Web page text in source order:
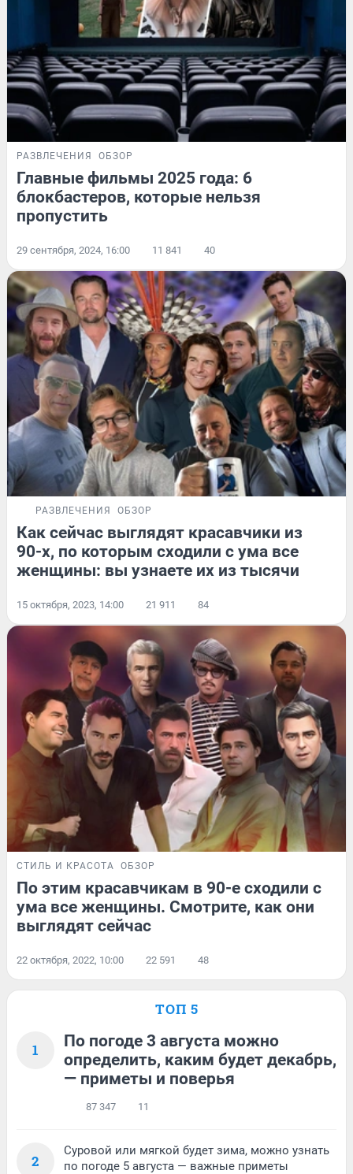
РАЗВЛЕЧЕНИЯ ОБЗОР
Главные фильмы 2025 года: 6
блокбастеров, которые нельзя
пропустить
29 сентября, 2024, 16:00 11 841 40
РАЗВЛЕЧЕНИЯ ОБЗОР
Как сейчас выглядят красавчики из
90-х, по которым сходили с ума все
женщины: вы узнаете их из тысячи
15 октября, 2023, 14:00 21 911 84
СТИЛЬ И КРАСОТА ОБЗОР
По этим красавчикам в 90-е сходили с
ума все женщины. Смотрите, как они
выглядят сейчас
22 октября, 2022, 10:00 22 591 48
ТОП 5
1
По погоде 3 августа можно
определить, каким будет декабрь,
— приметы и поверья
87 347 11
2
Суровой или мягкой будет зима, можно узнать
по погоде 5 августа — важные приметы